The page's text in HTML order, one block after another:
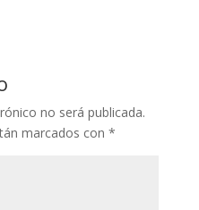
no será publicada.
marcados con *